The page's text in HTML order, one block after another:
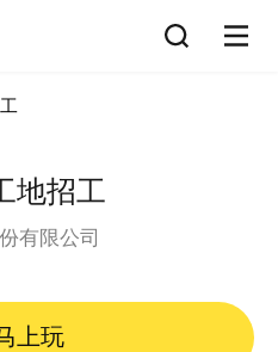
地招工
有限公司
上玩